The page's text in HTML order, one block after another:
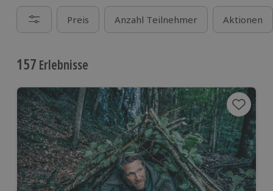
Preis Anzahl Teilnehmer Aktionen
157 Erlebnisse